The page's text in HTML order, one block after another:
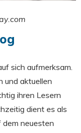
sich aufmerksam.
und aktuellen
ihren Lesern
dient es als
dem neuesten